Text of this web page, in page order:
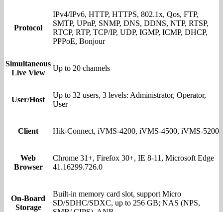
Protocol
IPv4/IPv6, HTTP, HTTPS, 802.1x, Qos, FTP,
SMTP, UPnP, SNMP, DNS, DDNS, NTP, RTSP,
RTCP, RTP, TCP/IP, UDP, IGMP, ICMP, DHCP,
PPPoE, Bonjour
Simultaneous
Live View
Up to 20 channels
User/Host
Up to 32 users, 3 levels: Administrator, Operator,
User
Client Hik-Connect, iVMS-4200, iVMS-4500, iVMS-5200
Web
Browser
Chrome 31+, Firefox 30+, IE 8-11, Microsoft Edge
41.16299.726.0
On-Board
Storage
Built-in memory card slot, support Micro
SD/SDHC/SDXC, up to 256 GB; NAS (NPS,